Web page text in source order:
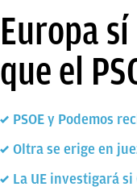
Europa
que el
PSOE y Podemos
Oltra se erige en
La UE investigará